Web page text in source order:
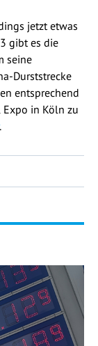
jetzt etwas
gibt es die
seine
Durststrecke
entsprechend
Expo in Köln zu
.